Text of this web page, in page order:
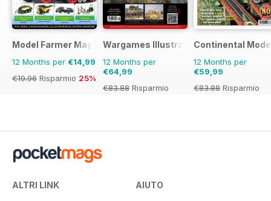
Model Farmer Magazine
12 Months per €14,99
€19.96 Risparmio 25%
Wargames Illustrated
12 Months per
€64,99
€83.88 Risparmio
Continental
12 Months per
€59,99
€83.88 Risparmio
ALTRI LINK AIUTO